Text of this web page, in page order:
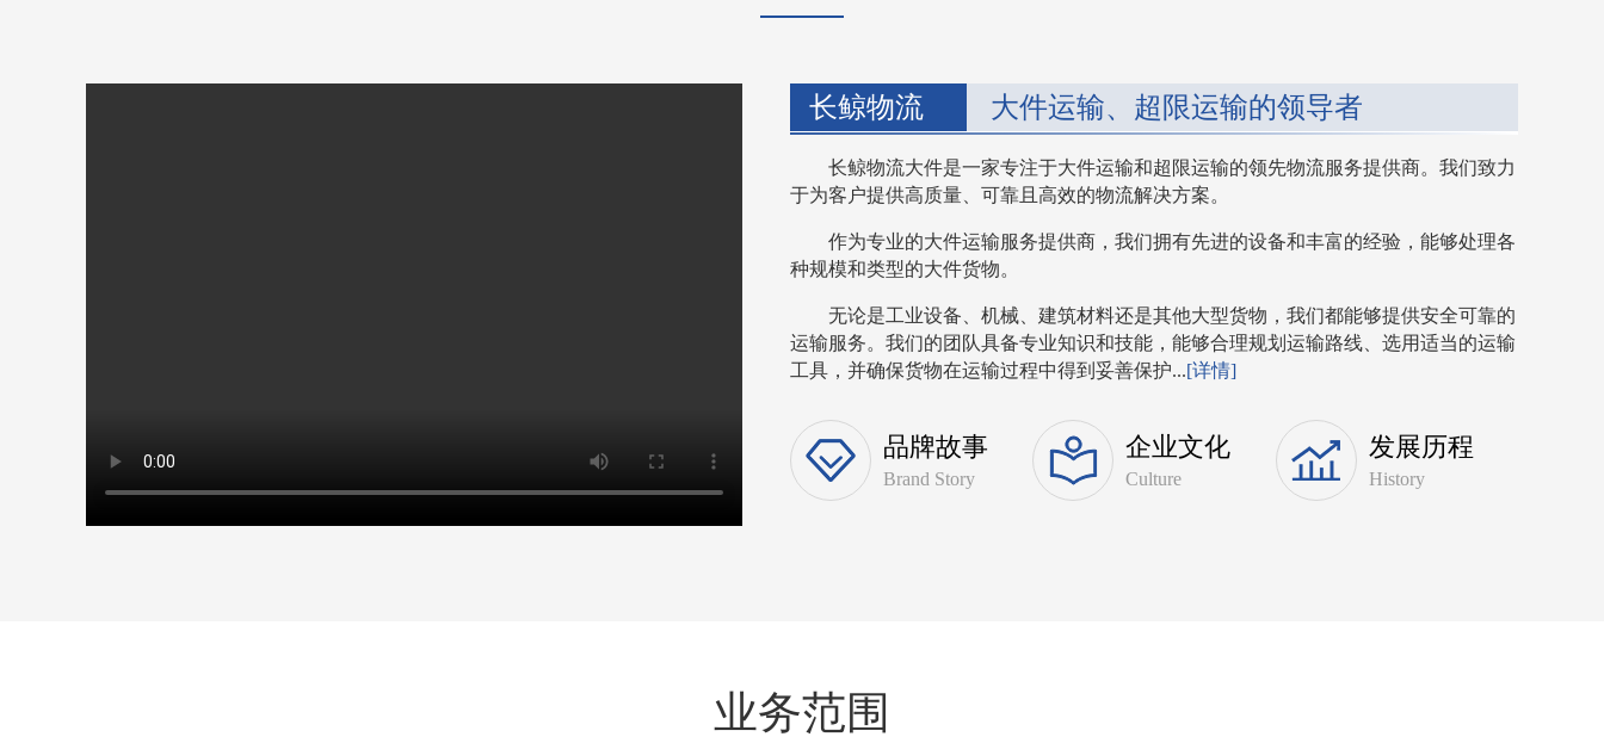
长鲸物流 大件运输、超限运输的领导者
长鲸物流大件是一家专注于大件运输和超限运输的领先物流服务提供商。我们致力
于为客户提供高质量、可靠且高效的物流解决方案。
作为专业的大件运输服务提供商，我们拥有先进的设备和丰富的经验，能够处理各
种规模和类型的大件货物。
无论是工业设备、机械、建筑材料还是其他大型货物，我们都能够提供安全可靠的
运输服务。我们的团队具备专业知识和技能，能够合理规划运输路线、选用适当的运输
工具，并确保货物在运输过程中得到妥善保护...[详情]
品牌故事
Brand Story
企业文化
Culture
发展历程
History
业务范围